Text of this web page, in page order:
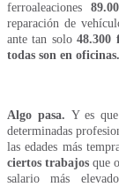
ferroaleaciones
reparación de
ante tan solo48.300
todas son en oficinas.
Algo pasa. Y es
determinadas
las edades más
ciertos trabajos que
salario más